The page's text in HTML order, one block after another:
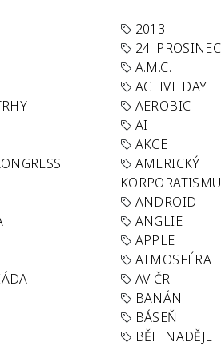
2013
24. PROSINEC
A.M.C.
ACTIVE DAY
AEROBIC
AI
AKCE
AMERICKÝ
ANDROID
ANGLIE
APPLE
ATMOSFÉRA
AV ČR
BANÁN
BÁSEŇ
BĚH NADĚJE